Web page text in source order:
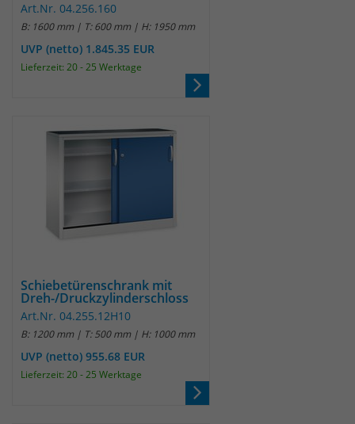
Art.Nr. 04.256.160
B: 1600 mm | T: 600 mm | H: 1950 mm
UVP (netto) 1.845.35 EUR
Lieferzeit: 20 - 25 Werktage
Schiebetürenschrank mit
Dreh-/Druckzylinderschloss
Art.Nr. 04.255.12H10
B: 1200 mm | T: 500 mm | H: 1000 mm
UVP (netto) 955.68 EUR
Lieferzeit: 20 - 25 Werktage
Name _pk_testcookie
Anbieter Matomo
Das Cookie wird gesetzt um zu
überprüfen ob der Browser erlaubt